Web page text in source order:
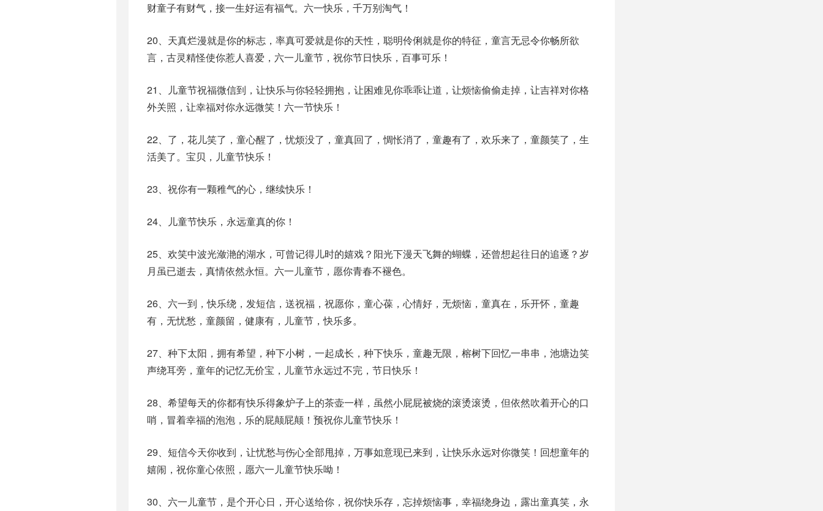
财童子有财气，接一生好运有福气。六一快乐，千万别淘气！
20、天真烂漫就是你的标志，率真可爱就是你的天性，聪明伶俐就是你的特征，童言无忌令你畅所欲
言，古灵精怪使你惹人喜爱，六一儿童节，祝你节日快乐，百事可乐！
21、儿童节祝福微信到，让快乐与你轻轻拥抱，让困难见你乖乖让道，让烦恼偷偷走掉，让吉祥对你格
外关照，让幸福对你永远微笑！六一节快乐！
22、了，花儿笑了，童心醒了，忧烦没了，童真回了，惆怅消了，童趣有了，欢乐来了，童颜笑了，生
活美了。宝贝，儿童节快乐！
23、祝你有一颗稚气的心，继续快乐！
24、儿童节快乐，永远童真的你！
25、欢笑中波光潋滟的湖水，可曾记得儿时的嬉戏？阳光下漫天飞舞的蝴蝶，还曾想起往日的追逐？岁
月虽已逝去，真情依然永恒。六一儿童节，愿你青春不褪色。
26、六一到，快乐绕，发短信，送祝福，祝愿你，童心葆，心情好，无烦恼，童真在，乐开怀，童趣
有，无忧愁，童颜留，健康有，儿童节，快乐多。
27、种下太阳，拥有希望，种下小树，一起成长，种下快乐，童趣无限，榕树下回忆一串串，池塘边笑
声绕耳旁，童年的记忆无价宝，儿童节永远过不完，节日快乐！
28、希望每天的你都有快乐得象炉子上的茶壶一样，虽然小屁屁被烧的滚烫滚烫，但依然吹着开心的口
哨，冒着幸福的泡泡，乐的屁颠屁颠！预祝你儿童节快乐！
29、短信今天你收到，让忧愁与伤心全部甩掉，万事如意现已来到，让快乐永远对你微笑！回想童年的
嬉闹，祝你童心依照，愿六一儿童节快乐呦！
30、六一儿童节，是个开心日，开心送给你，祝你快乐存，忘掉烦恼事，幸福绕身边，露出童真笑，永